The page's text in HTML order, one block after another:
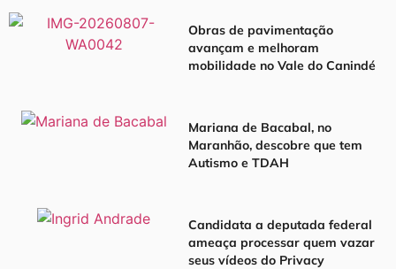
Obras de pavimentação
avançam e melhoram
mobilidade no Vale do Canindé
Mariana de Bacabal, no
Maranhão, descobre que tem
Autismo e TDAH
Candidata a deputada federal
ameaça processar quem vazar
seus vídeos do Privacy